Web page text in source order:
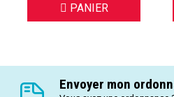
PANIER
Envoyer mon